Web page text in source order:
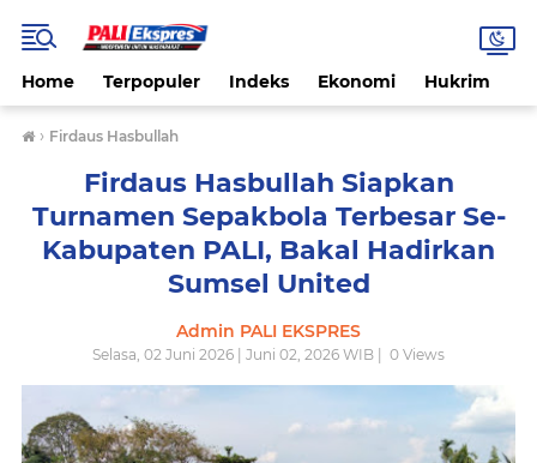
Home Terpopuler Indeks Ekonomi Hukrim
› Firdaus Hasbullah
Firdaus Hasbullah Siapkan
Turnamen Sepakbola Terbesar Se-
Kabupaten PALI, Bakal Hadirkan
Sumsel United
Admin PALI EKSPRES
Selasa, 02 Juni 2026 | Juni 02, 2026 WIB | 0 Views